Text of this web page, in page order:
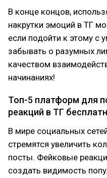
В конце концов,
накрутки эмоций в ТГ
если подойти к этому с
забывать о разумных
качеством
начинаниях!
Топ-5 платформ для
реакций в ТГ
В мире социальных
стремятся увеличить
посты. Фейковые
создать видимость